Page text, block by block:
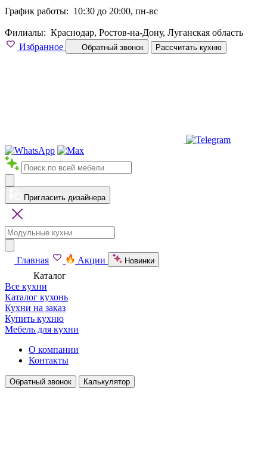
График работы: 10:30 до 20:00, пн-вс
Филиалы: Краснодар, Ростов-на-Дону, Луганская область
Избранное
Обратный звонок Рассчитать кухню
Пригласить дизайнера
Главная Акции Новинки
Каталог
Все кухни
Каталог кухонь
Кухни на заказ
Купить кухню
Мебель для кухни
О компании
Контакты
Обратный звонок Калькулятор